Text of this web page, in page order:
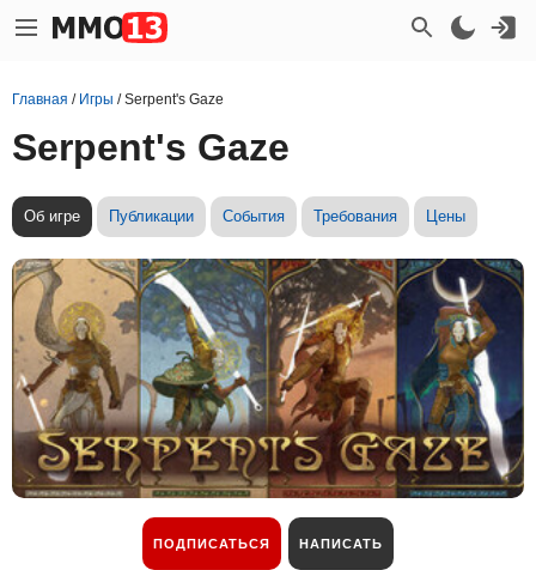
Главная / Игры /Serpent's Gaze
Serpent's Gaze
Об игре Публикации События Требования Цены
ПОДПИСАТЬСЯ НАПИСАТЬ